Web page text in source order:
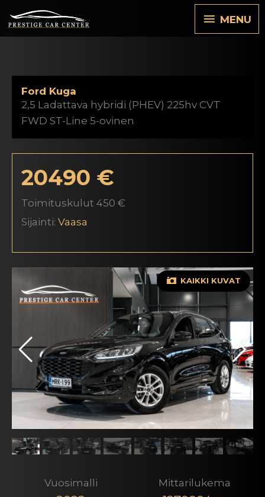
sisältöön
MENU
MENU
Ford Kuga
2,5 Ladattava hybridi (PHEV) 225hv CVT
FWD ST-Line 5-ovinen
20490 €
Toimituskulut 450 €
Sijainti: Vaasa
KAIKKI KUVAT
Vuosimalli Mittarilukema